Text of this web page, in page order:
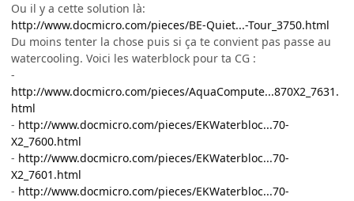
Ou il y a cette solution là:
http://www.docmicro.com/pieces/BE-Quiet...-Tour_3750.html
Du moins tenter la chose puis si ça te convient pas passe au
watercooling. Voici les waterblock pour ta CG :
-
http://www.docmicro.com/pieces/AquaCompute...870X2_7631.
html
- http://www.docmicro.com/pieces/EKWaterbloc...70-
X2_7600.html
- http://www.docmicro.com/pieces/EKWaterbloc...70-
X2_7601.html
- http://www.docmicro.com/pieces/EKWaterbloc...70-